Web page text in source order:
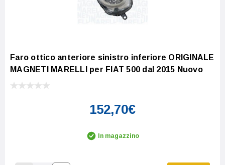
Faro ottico anteriore sinistro inferiore ORIGINALE
MAGNETI MARELLI per FIAT 500 dal 2015 Nuovo
152,70€
In magazzino